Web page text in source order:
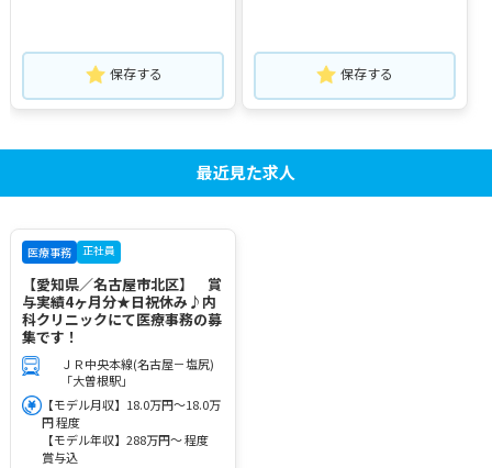
保存する 保存する
最近見た求人
医療事務 正社員
【愛知県／名古屋市北区】 賞
与実績4ヶ月分★日祝休み♪内
科クリニックにて医療事務の募
集です！
ＪＲ中央本線(名古屋－塩尻)
「大曽根駅」
【モデル月収】18.0万円～18.0万
円 程度
【モデル年収】288万円～ 程度
賞与込